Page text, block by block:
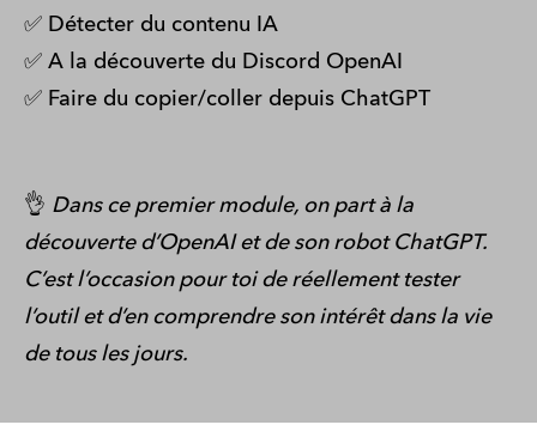
✅ Détecter du contenu IA
✅ A la découverte du Discord OpenAI
✅ Faire du copier/coller depuis ChatGPT
👌 Dans ce premier module, on part à la
découverte d’OpenAI et de son robot ChatGPT.
C’est l’occasion pour toi de réellement tester
l’outil et d’en comprendre son intérêt dans la vie
de tous les jours.